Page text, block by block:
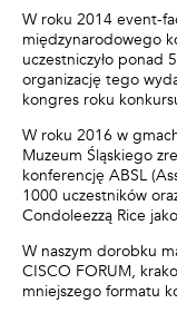
W roku 2014 event-
międzynarodowego
uczestniczyło ponad
organizację tego
kongres roku
W roku 2016 w
Muzeum Śląskiego
konferencję ABSL
1000 uczestników
Condoleezzą Rice
W naszym dorobku
CISCO FORUM,
mniejszego formatu